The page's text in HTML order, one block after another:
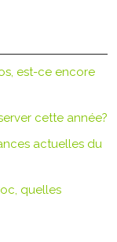
est-ce encore
cette année?
actuelles du
quelles